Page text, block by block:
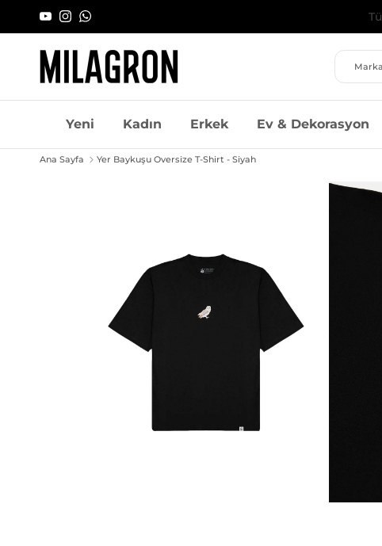
YouTubeInstagramWhatsApp
Yeni Kadın Erkek Ev & Dekorasyon
Ana Sayfa Yer Baykuşu Oversize T-Shirt - Siyah